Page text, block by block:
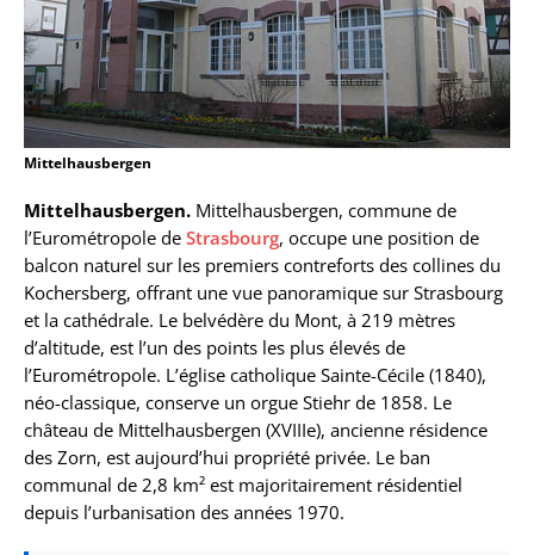
Mittelhausbergen
Mittelhausbergen. Mittelhausbergen, commune de
l’Eurométropole de Strasbourg, occupe une position de
balcon naturel sur les premiers contreforts des collines du
Kochersberg, offrant une vue panoramique sur Strasbourg
et la cathédrale. Le belvédère du Mont, à 219 mètres
d’altitude, est l’un des points les plus élevés de
l’Eurométropole. L’église catholique Sainte-Cécile (1840),
néo-classique, conserve un orgue Stiehr de 1858. Le
château de Mittelhausbergen (XVIIIe), ancienne résidence
des Zorn, est aujourd’hui propriété privée. Le ban
communal de 2,8 km² est majoritairement résidentiel
depuis l’urbanisation des années 1970.